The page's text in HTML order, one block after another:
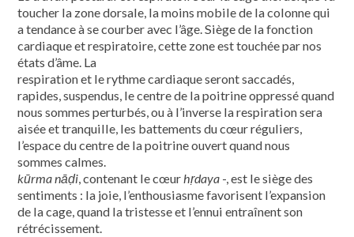
toucher la zone dorsale, la moins mobile de la colonne qui
a tendance à se courber avec l’âge. Siège de la fonction
cardiaque et respiratoire, cette zone est touchée par nos
états d’âme. La
respiration et le rythme cardiaque seront saccadés,
rapides, suspendus, le centre de la poitrine oppressé quand
nous sommes perturbés, ou à l’inverse la respiration sera
aisée et tranquille, les battements du cœur réguliers,
l’espace du centre de la poitrine ouvert quand nous
sommes calmes.
kūrma nāḍi, contenant le cœurhṛdaya -, est le siège des
sentiments : la joie, l’enthousiasme favorisent l’expansion
de la cage, quand la tristesse et l’ennui entraînent son
rétrécissement.